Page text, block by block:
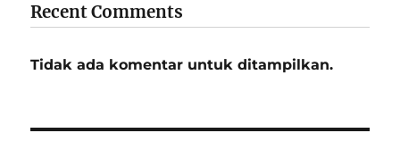
Recent Comments
Tidak ada komentar untuk ditampilkan.